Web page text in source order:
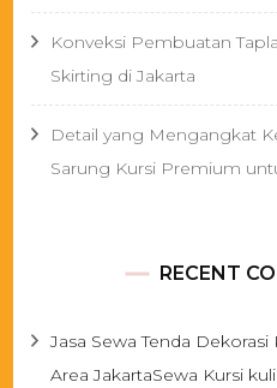
Konveksi Pembuatan
Skirting di Jakarta
Detail yang Mengangkat
Sarung Kursi Premium
RECENT
Jasa Sewa Tenda
Area JakartaSewa Kursi